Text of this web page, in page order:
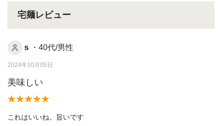
宅麺レビュー
s ・40代/男性
2024年10月05日
美味しい
これはいいね。旨いです